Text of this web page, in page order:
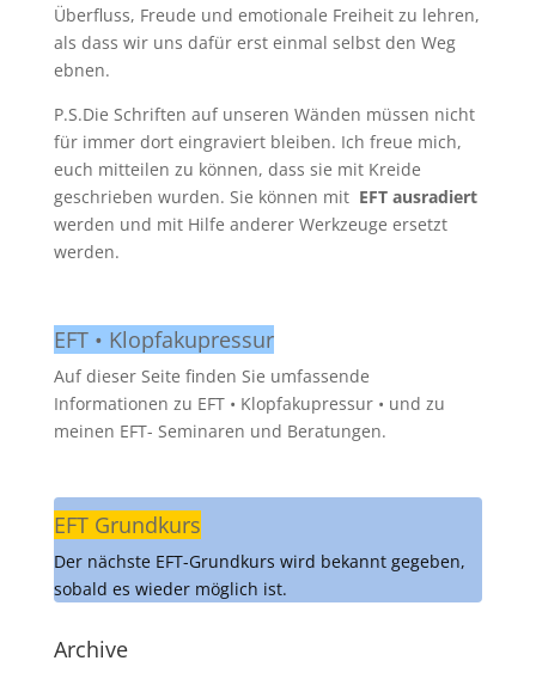
Überfluss, Freude und emotionale Freiheit zu lehren,
als dass wir uns dafür erst einmal selbst den Weg
ebnen.
P.S.Die Schriften auf unseren Wänden müssen nicht
für immer dort eingraviert bleiben. Ich freue mich,
euch mitteilen zu können, dass sie mit Kreide
geschrieben wurden. Sie können mit EFT ausradiert
werden und mit Hilfe anderer Werkzeuge ersetzt
werden.
EFT • Klopfakupressur
Auf dieser Seite finden Sie umfassende
Informationen zu EFT • Klopfakupressur • und zu
meinen EFT- Seminaren und Beratungen.
EFT Grundkurs
Der nächste EFT-Grundkurs wird bekannt gegeben,
sobald es wieder möglich ist.
Archive